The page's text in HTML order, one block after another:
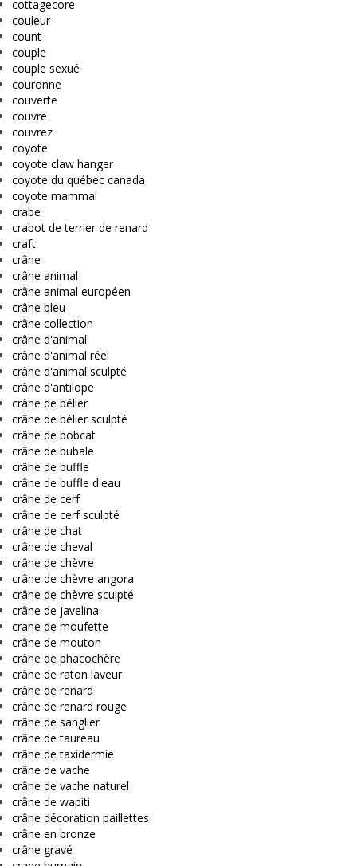
cottagecore
couleur
count
couple
couple sexué
couronne
couverte
couvre
couvrez
coyote
coyote claw hanger
coyote du québec canada
coyote mammal
crabe
crabot de terrier de renard
craft
crâne
crâne animal
crâne animal européen
crâne bleu
crâne collection
crâne d'animal
crâne d'animal réel
crâne d'animal sculpté
crâne d'antilope
crâne de bélier
crâne de bélier sculpté
crâne de bobcat
crâne de bubale
crâne de buffle
crâne de buffle d'eau
crâne de cerf
crâne de cerf sculpté
crâne de chat
crâne de cheval
crâne de chèvre
crâne de chèvre angora
crâne de chèvre sculpté
crâne de javelina
crane de moufette
crâne de mouton
crâne de phacochère
crâne de raton laveur
crâne de renard
crâne de renard rouge
crâne de sanglier
crâne de taureau
crâne de taxidermie
crâne de vache
crâne de vache naturel
crâne de wapiti
crâne décoration paillettes
crâne en bronze
crâne gravé